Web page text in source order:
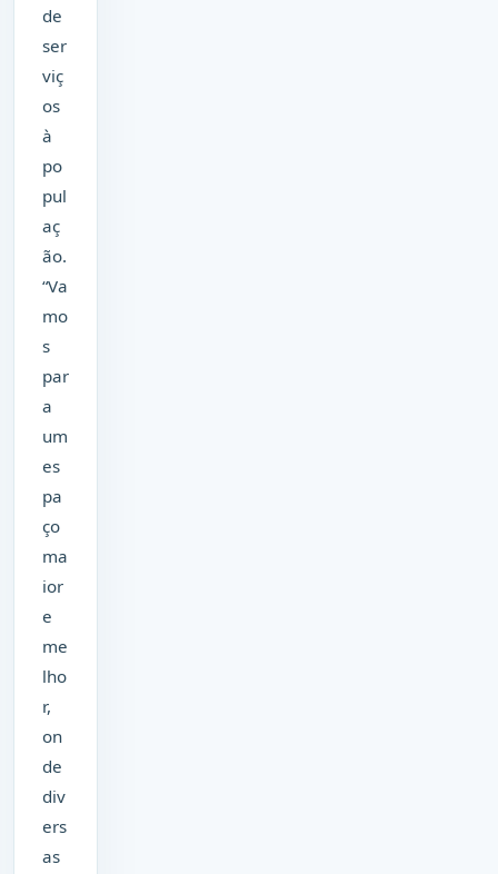
de
ser
viç
os
à
po
pul
aç
ão.
“Va
mo
s
par
a
um
es
pa
ço
ma
ior
e
me
lho
r,
on
de
div
ers
as